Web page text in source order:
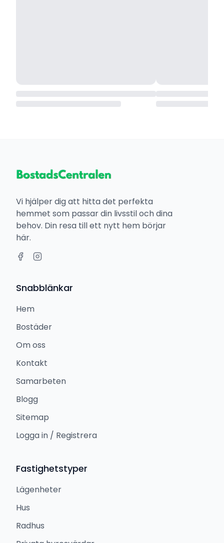
Vi hjälper dig att hitta det perfekta
hemmet som passar din livsstil och dina
behov. Din resa till ett nytt hem börjar
här.
Snabblänkar
Hem
Bostäder
Om oss
Kontakt
Samarbeten
Blogg
Sitemap
Logga in / Registrera
Fastighetstyper
Lägenheter
Hus
Radhus